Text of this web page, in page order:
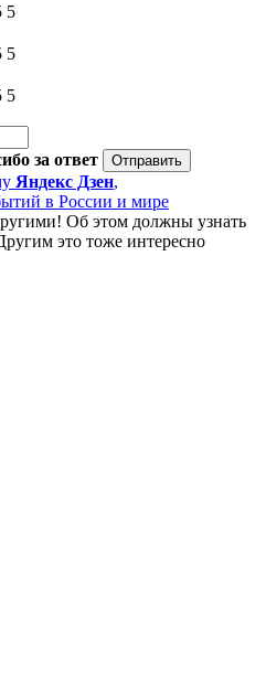
5
5
5
за ответ
Яндекс Дзен,
в России и мире
Об этом должны узнать
это тоже интересно